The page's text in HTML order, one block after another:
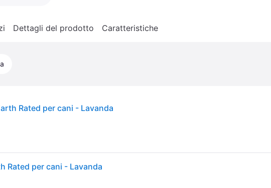
Dettagli del prodotto Caratteristiche
Rated per cani - Lavanda
Rated per cani - Lavanda